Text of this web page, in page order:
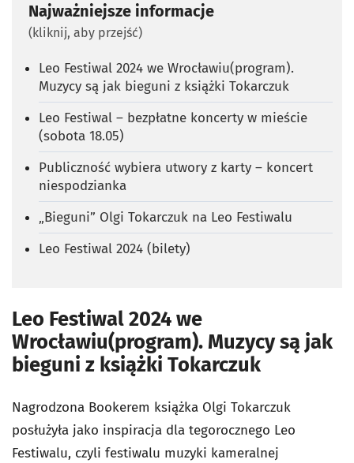
Najważniejsze informacje
(kliknij, aby przejść)
Leo Festiwal 2024 we Wrocławiu(program).
Muzycy są jak bieguni z książki Tokarczuk
Leo Festiwal – bezpłatne koncerty w mieście
(sobota 18.05)
Publiczność wybiera utwory z karty – koncert
niespodzianka
„Bieguni” Olgi Tokarczuk na Leo Festiwalu
Leo Festiwal 2024 (bilety)
Leo Festiwal 2024 we
Wrocławiu(program). Muzycy są jak
bieguni z książki Tokarczuk
Nagrodzona Bookerem książka Olgi Tokarczuk
posłużyła jako inspiracja dla tegorocznego Leo
Festiwalu, czyli festiwalu muzyki kameralnej